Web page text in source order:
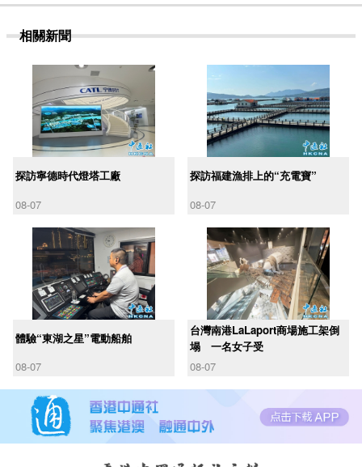
相關新聞
探訪寧德時代燈塔工廠
08-07
探訪福建漁排上的“充電寶”
08-07
體驗“東湖之星”電動船舶
08-07
台灣南港LaLaport商場施工架倒
塌 一名女子受
08-07